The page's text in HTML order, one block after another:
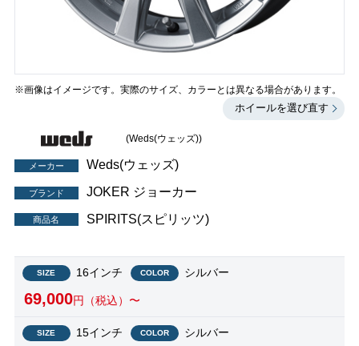
※画像はイメージです。実際のサイズ、カラーとは異なる場合があります。
ホイールを選び直す
(Weds(ウェッズ))
メーカー Weds(ウェッズ)
ブランド JOKER ジョーカー
商品名 SPIRITS(スピリッツ)
SIZE 16インチ COLOR シルバー
69,000円（税込）〜
SIZE 15インチ COLOR シルバー